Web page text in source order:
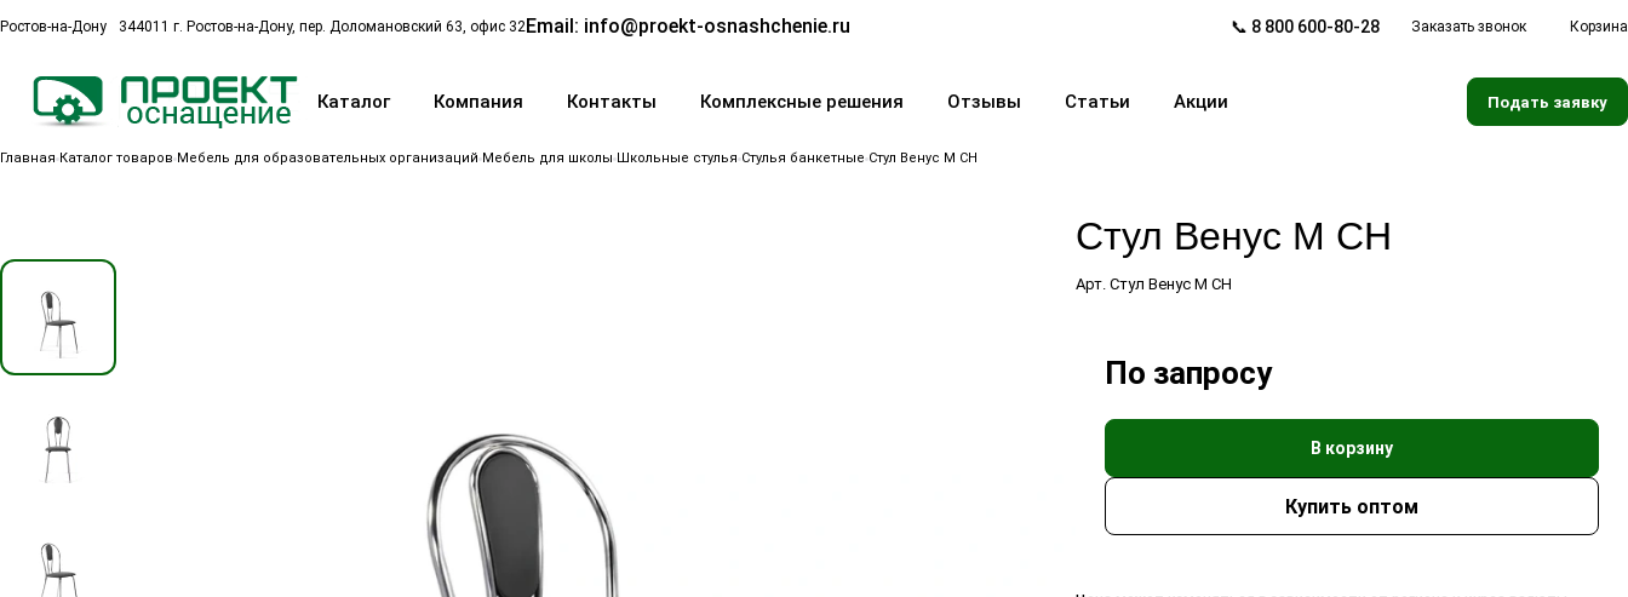
Ростов-на-Дону 344011 г. Ростов-на-Дону, пер. Доломановский 63, офис 32Email: info@proekt-osnashchenie.ru 📞 8 800 600-80-28 Заказать звонок Корзина
Каталог Компания Контакты Комплексные решения Отзывы Статьи Акции Подать заявку
Главная Каталог товаров Мебель для образовательных организаций Мебель для школы Школьные стулья Стулья банкетные Стул Венус М СН
Стул Венус М СН
Арт. Стул Венус М СН
По запросу
В корзину